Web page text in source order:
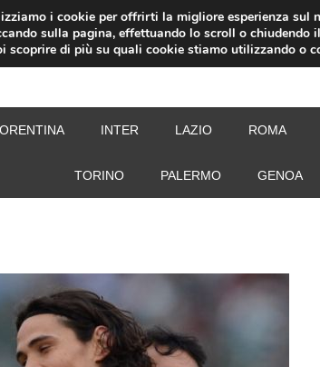
INTER LAZIO ROMA
TORINO PALERMO GENOA
i cookie per offrirti la migliore esperienza sul
sulla pagina, effettuando lo scroll o chiudendo
scoprire di più su quali cookie stiamo utilizzando o